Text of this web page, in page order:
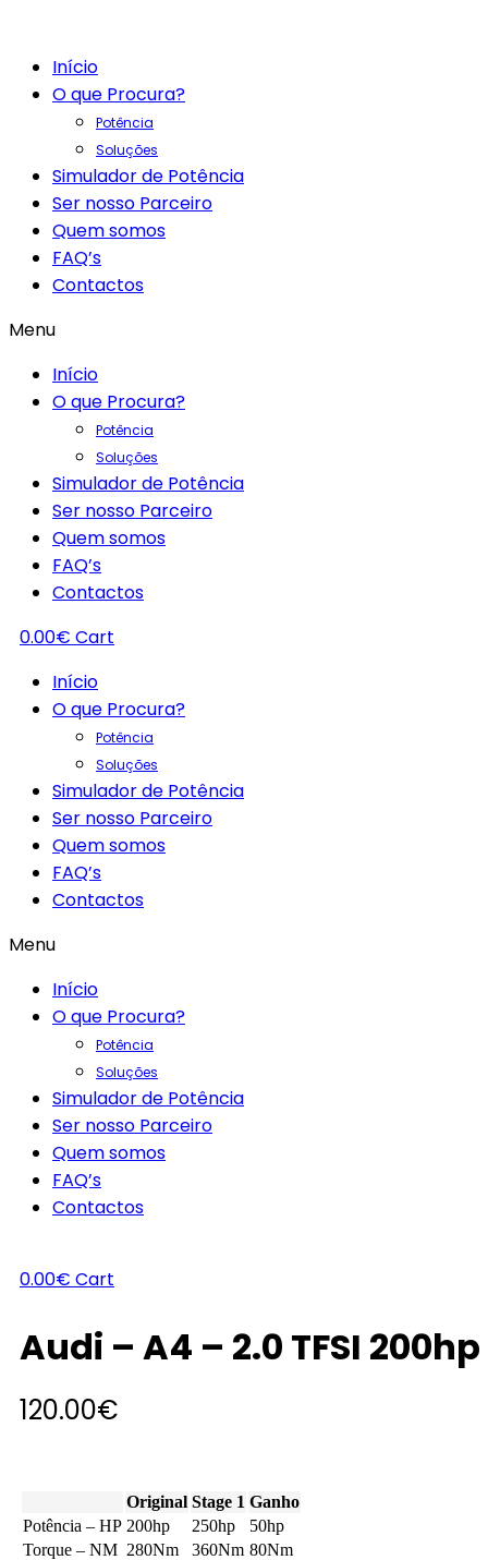
Início
O que Procura?
Potência
Soluções
Simulador de Potência
Ser nosso Parceiro
Quem somos
FAQ’s
Contactos
Menu
Início
O que Procura?
Potência
Soluções
Simulador de Potência
Ser nosso Parceiro
Quem somos
FAQ’s
Contactos
0.00€ Cart
Início
O que Procura?
Potência
Soluções
Simulador de Potência
Ser nosso Parceiro
Quem somos
FAQ’s
Contactos
Menu
Início
O que Procura?
Potência
Soluções
Simulador de Potência
Ser nosso Parceiro
Quem somos
FAQ’s
Contactos
0.00€ Cart
Audi – A4 – 2.0 TFSI 200hp
120.00€
Original Stage 1 Ganho
Potência – HP 200hp 250hp
50hp
Torque – NM 280Nm 360Nm 80Nm